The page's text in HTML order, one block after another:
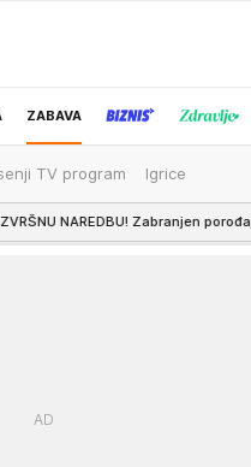
ZABAVA
TV program Igrice
porođajni turizam u SAD 5:00